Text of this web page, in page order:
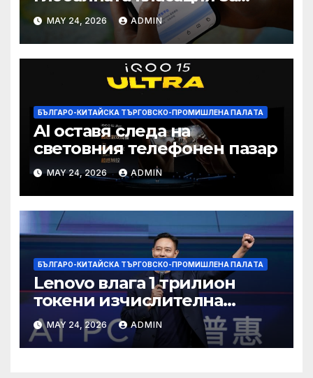
печалба след 75%
намаление на цената
MAY 24, 2026 ADMIN
БЪЛГАРО-КИТАЙСКА ТЪРГОВСКО-ПРОМИШЛЕНА ПАЛAТА
AI оставя следа на
световния телефонен пазар
MAY 24, 2026 ADMIN
БЪЛГАРО-КИТАЙСКА ТЪРГОВСКО-ПРОМИШЛЕНА ПАЛAТА
Lenovo влага 1 трилион
токени изчислителна
мощност в AI екосистемата
MAY 24, 2026 ADMIN